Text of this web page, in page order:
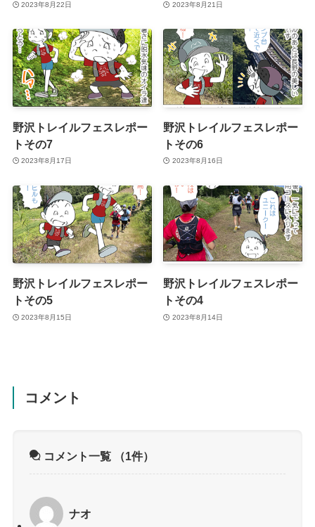
2023年8月22日 2023年8月21日
野沢トレイルフェスレポー
トその7
2023年8月17日
野沢トレイルフェスレポー
トその6
2023年8月16日
野沢トレイルフェスレポー
トその5
2023年8月15日
野沢トレイルフェスレポー
トその4
2023年8月14日
コメント
コメント一覧 （1件）
ナオ